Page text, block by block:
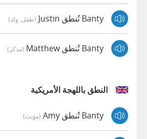
Banty تُنطق Justin (طفل, ولد)
Banty تُنطق Matthew (مذكر)
النطق باللهجة الأمريكية
Banty تُنطق Amy (مؤنث)